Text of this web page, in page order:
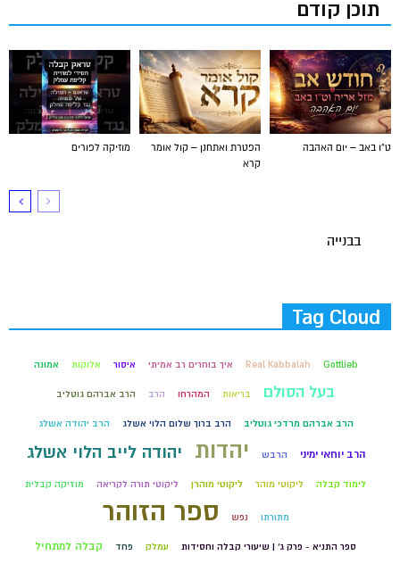
תוכן קודם
מוזיקה לפורים
הפטרת ואתחנן – קול אומר
קרא
ט"ו באב – יום האהבה
בבנייה
Tag Cloud
Gottlieb
Real Kabbalah איך בוחרים רב אמיתי איסור אלוקות אמונה
בעל הסולם בריאות המהרחו הרב הרב אברהם גוטליב
הרב אברהם מרדכי גוטליב הרב ברוך שלום הלוי אשלג הרב יהודה אשלג
הרב יוחאי ימיני הרבש יהדות יהודה לייב הלוי אשלג
לימוד קבלה ליקוטי מוהר ליקוטי מוהרן ליקוטי תורה לקריאה מוזיקה קבלית
מתורתו נפש ספר הזוהר
ספר התניא - פרק ג' | שיעורי קבלה וחסידות עמלק פחד קבלה למתחיל